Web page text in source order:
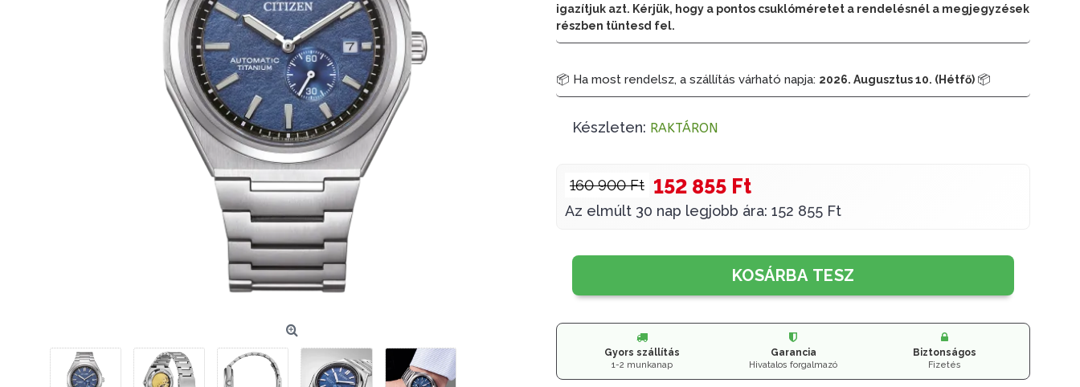
igazítjuk azt. Kérjük, hogy a pontos csuklóméretet a rendelésnél a megjegyzések
részben tüntesd fel.
📦 Ha most rendelsz, a szállítás várható napja: 2026. Augusztus 10. (Hétfő) 📦
Készleten: RAKTÁRON
160 900 Ft 152 855 Ft
Az elmúlt 30 nap legjobb ára: 152 855 Ft
KOSÁRBA TESZ
Gyors szállítás
1-2 munkanap
Garancia
Hivatalos forgalmazó
Biztonságos
Fizetés